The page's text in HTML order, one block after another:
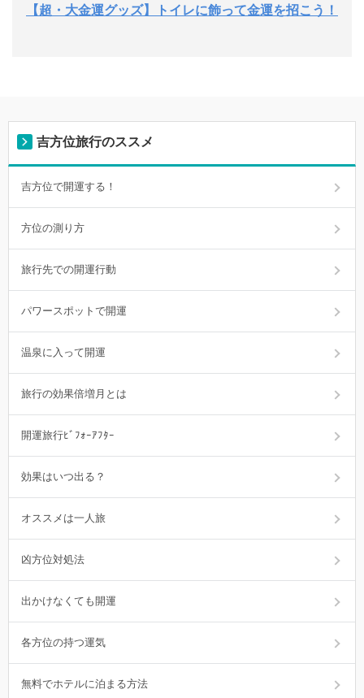
【超・大金運グッズ】トイレに飾って金運を招こう！
吉方位旅行のススメ
吉方位で開運する！
方位の測り方
旅行先での開運行動
パワースポットで開運
温泉に入って開運
旅行の効果倍増月とは
開運旅行ﾋﾞﾌｫｰｱﾌﾀｰ
効果はいつ出る？
オススメは一人旅
凶方位対処法
出かけなくても開運
各方位の持つ運気
無料でホテルに泊まる方法